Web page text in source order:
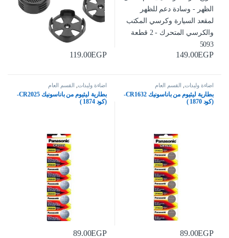
149.00EGP
119.00EGP
اضاءة وليدات القسم العام
بطارية ليثيوم من باناسونيك CR1632-
(كود 1870 )
89.00EGP
اضاءة وليدات القسم العام
بطارية ليثيوم من باناسونيك CR2025-
(كود 1874 )
89.00EGP